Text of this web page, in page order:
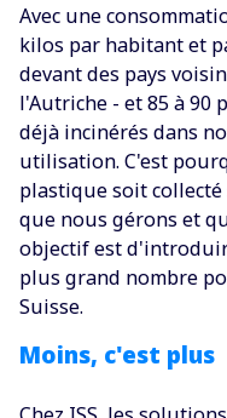
Avec une
kilos par habitant et
devant des pays
l'Autriche - et 85 à 90
déjà incinérés dans
utilisation. C'est
plastique soit
que nous gérons et
objectif est
plus grand nombre
Suisse.
Moins, c'est plus